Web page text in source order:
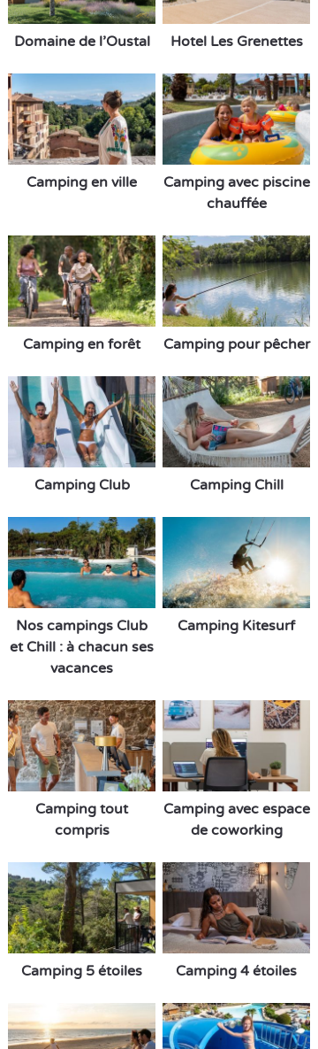
Domaine de l’Oustal Hotel Les Grenettes
Camping en ville
Camping avec piscine
chauffée
Camping en forêt Camping pour pêcher
Camping Club Camping Chill
Nos campings Club
et Chill : à chacun ses
vacances
Camping Kitesurf
Camping tout
compris
Camping avec espace
de coworking
Camping 5 étoiles Camping 4 étoiles